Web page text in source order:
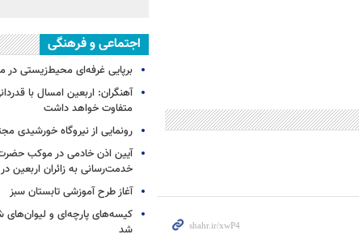
اجتماعی و فرهنگی
برپایی غرفه‌ای محیط‌زیستی در
آهنگران: اربعین امسال با
متفاوت خواهد داشت
رونمایی از نیروگاه خورشیدی
آیین اذن خادمی در موکب
خدمت‌رسانی به زائران اربعین در
آغاز طرح آموزشی تابستان سبز
کیسه‌های پارچه‌ای و لیوان‌های
شد